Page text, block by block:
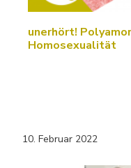
unerhört!
Homosexualität
10. Februar 2022